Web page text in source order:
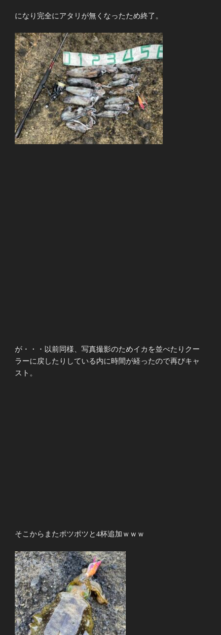
になり完全にアタリが無くなったため終了。
が・・・以前同様、写真撮影のためイカを並べたりクー
ラーに戻したりしている内に時間が経ったので再びキャ
スト。
そこからまたポツポツと4杯追加ｗｗｗ